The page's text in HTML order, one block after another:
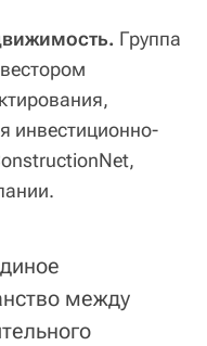
Группа
инвестиционно-
между